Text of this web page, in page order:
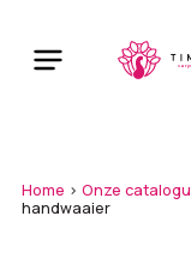
main
Home > Onze
handwaaier